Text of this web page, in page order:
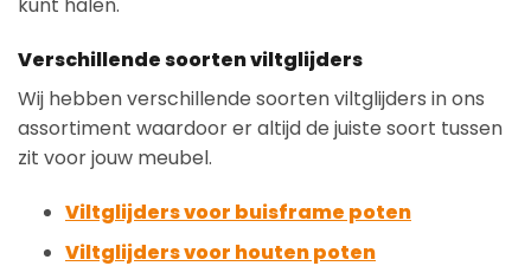
kunt halen.
Verschillende soorten viltglijders
Wij hebben verschillende soorten viltglijders in ons
assortiment waardoor er altijd de juiste soort tussen
zit voor jouw meubel.
Viltglijders voor buisframe poten
Viltglijders voor houten poten